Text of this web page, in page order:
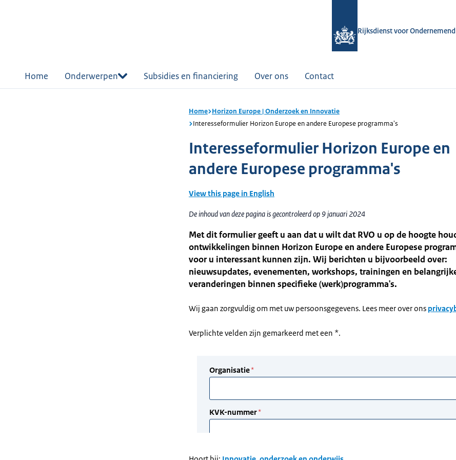
Rijksdienst voor
Home Onderwerpen Subsidies en financiering Over ons Contact
Home Horizon Europe | Onderzoek en Innovatie
Interesseformulier Horizon Europe en andere Europese programma's
Interesseformulier Horizon Europe en
andere Europese programma's
View this page in English
De inhoud van deze pagina is gecontroleerd op 9 januari 2024
Met dit formulier geeft u aan dat u wilt dat RVO u op de hoogte
ontwikkelingen binnen Horizon Europe en andere Europese
voor u interessant kunnen zijn. Wij berichten u bijvoorbeeld over:
nieuwsupdates, evenementen, workshops, trainingen en
veranderingen binnen specifieke (werk)programma's.
Wij gaan zorgvuldig om met uw persoonsgegevens. Lees meer over ons
Verplichte velden zijn gemarkeerd met een *.